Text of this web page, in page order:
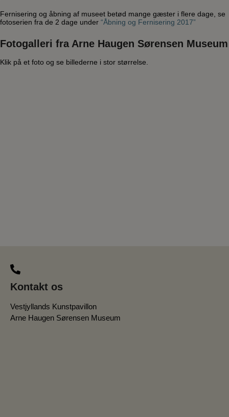
Fernisering og åbning af museet betød mange gæster i flere dage, se
fotoserien fra de 2 dage under “Åbning og Fernisering 2017”
Fotogalleri fra Arne Haugen Sørensen Museum
Klik på et foto og se billederne i stor størrelse.
Kontakt os
Vestjyllands Kunstpavillon
Arne Haugen Sørensen Museum